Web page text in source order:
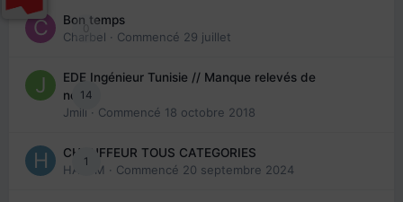
0
Bon temps
Charbel · Commencé 29 juillet
14
EDE Ingénieur Tunisie // Manque relevés de
note
Jmili · Commencé 18 octobre 2018
1
CHAUFFEUR TOUS CATEGORIES
HAZEM · Commencé 20 septembre 2024